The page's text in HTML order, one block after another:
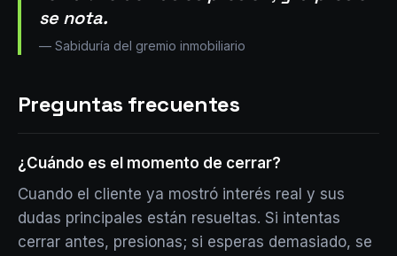
se nota.
— Sabiduría del gremio inmobiliario
Preguntas frecuentes
¿Cuándo es el momento de cerrar?
Cuando el cliente ya mostró interés real y sus
dudas principales están resueltas. Si intentas
cerrar antes, presionas; si esperas demasiado, se